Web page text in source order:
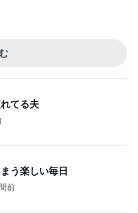
てる夫
う楽しい毎日
前